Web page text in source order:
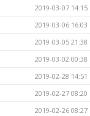
2019-03-07 14:15
2019-03-06 16:03
2019-03-05 21:38
2019-03-02 00:38
2019-02-28 14:51
2019-02-27 08:20
2019-02-26 08:27